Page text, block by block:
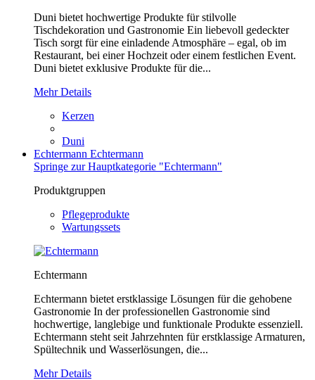
Duni bietet hochwertige Produkte für stilvolle
Tischdekoration und Gastronomie Ein liebevoll gedeckter
Tisch sorgt für eine einladende Atmosphäre – egal, ob im
Restaurant, bei einer Hochzeit oder einem festlichen Event.
Duni bietet exklusive Produkte für die...
Mehr Details
Kerzen
Duni
Echtermann Echtermann
Springe zur Hauptkategorie "Echtermann"
Produktgruppen
Pflegeprodukte
Wartungssets
Echtermann
Echtermann bietet erstklassige Lösungen für die gehobene
Gastronomie In der professionellen Gastronomie sind
hochwertige, langlebige und funktionale Produkte essenziell.
Echtermann steht seit Jahrzehnten für erstklassige Armaturen,
Spültechnik und Wasserlösungen, die...
Mehr Details